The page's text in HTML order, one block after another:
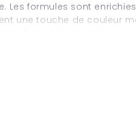
Les formules sont enrichies
une touche de couleur
des roses douces et des